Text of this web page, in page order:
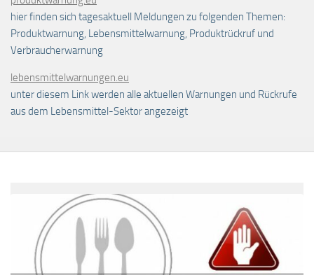
hier finden sich tagesaktuell Meldungen zu folgenden Themen:
Produktwarnung, Lebensmittelwarnung, Produktrückruf und
Verbraucherwarnung
lebensmittelwarnungen.eu
unter diesem Link werden alle aktuellen Warnungen und Rückrufe
aus dem Lebensmittel-Sektor angezeigt